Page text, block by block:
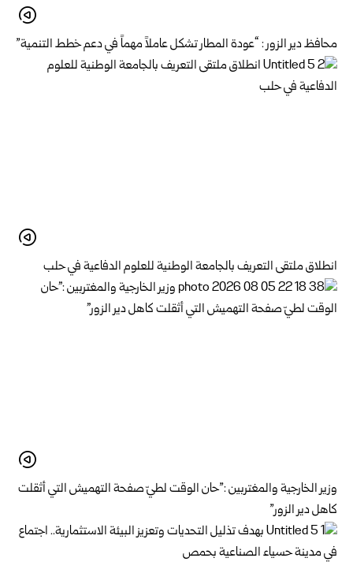
محافظ دير الزور : “عودة المطار تشكل عاملاً مهماً في دعم خطط التنمية”
انطلاق ملتقى التعريف بالجامعة الوطنية للعلوم الدفاعية في حلب
وزير الخارجية والمغتربين :”حان الوقت لطيّ صفحة التهميش التي أثقلت
كاهل دير الزور”